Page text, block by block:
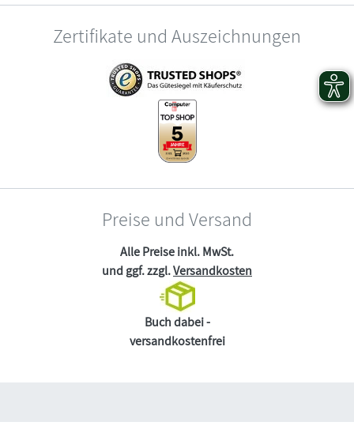
Zertifikate und Auszeichnungen
Preise und Versand
Alle Preise inkl. MwSt.
und ggf. zzgl.Versandkosten
Buch dabei -
versandkostenfrei